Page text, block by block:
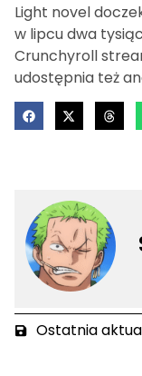
Light novel
w lipcu dwa
Crunchyroll
udostępnia też
Ostatnia